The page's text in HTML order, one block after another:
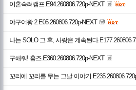
이혼숙려캠프.E94.260806.720p-NEXT
야구여왕 2.E05.260806.720p-NEXT
나는 SOLO 그 후, 사랑은 계속된다
구해줘! 홈즈.E360.260806.720p-NEXT
꼬리에 꼬리를 무는 그날 이야기